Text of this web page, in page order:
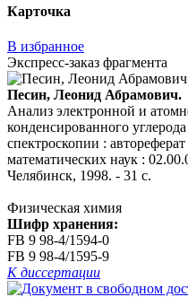
Карточка
В избранное
Экспресс-заказ фрагмента
Песин, Леонид Абрамович.
Анализ электронной и
конденсированного
спектроскопии :
математических наук :
Челябинск, 1998. - 31 с.
Физическая химия
Шифр хранения:
FB 9 98-4/1594-0
FB 9 98-4/1595-9
К диссертации